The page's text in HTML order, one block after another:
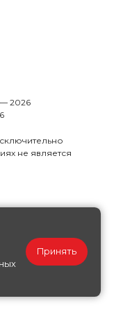
2026
не является
Принять